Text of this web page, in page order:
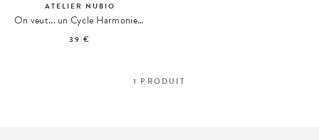
ATELIER NUBIO
On veut... un Cycle Harmonieux
39 €
1 PRODUIT